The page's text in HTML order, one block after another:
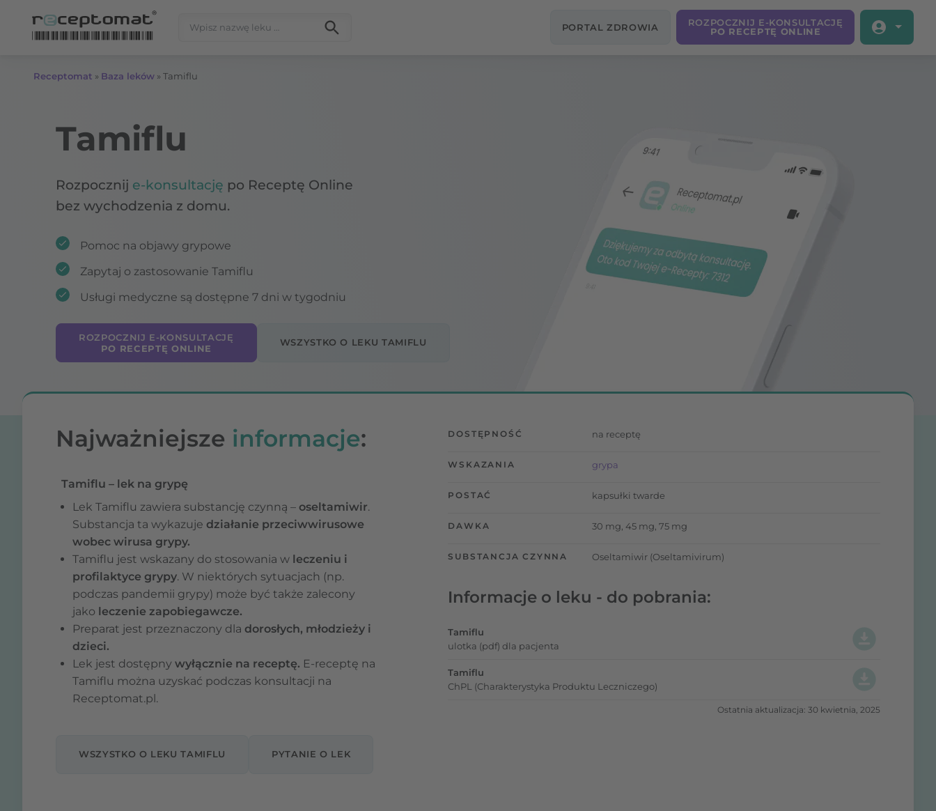
PORTAL ZDROWIA
ROZPOCZNIJ E-KONSULTACJĘ
PO RECEPTĘ ONLINE
Receptomat » Baza leków » Tamiflu
Tamiflu
Rozpocznij e-konsultację po Receptę Online
bez wychodzenia z domu.
Pomoc na objawy grypowe
Zapytaj o zastosowanie Tamiflu
Usługi medyczne są dostępne 7 dni w tygodniu
ROZPOCZNIJ E-KONSULTACJĘ
PO RECEPTĘ ONLINE
WSZYSTKO O LEKU TAMIFLU
Najważniejsze informacje:
Tamiflu – lek na grypę
Lek Tamiflu zawiera substancję czynną – oseltamiwir.
Substancja ta wykazuje działanie przeciwwirusowe
wobec wirusa grypy.
Tamiflu jest wskazany do stosowania w leczeniu i
profilaktyce grypy. W niektórych sytuacjach (np.
podczas pandemii grypy) może być także zalecony
jako leczenie zapobiegawcze.
Preparat jest przeznaczony dla dorosłych, młodzieży i
dzieci.
Lek jest dostępny wyłącznie na receptę. E-receptę na
Tamiflu można uzyskać podczas konsultacji na
Receptomat.pl.
WSZYSTKO O LEKU TAMIFLU PYTANIE O LEK
DOSTĘPNOŚĆ na receptę
WSKAZANIA grypa
POSTAĆ kapsułki twarde
DAWKA 30 mg, 45 mg, 75 mg
SUBSTANCJA CZYNNA Oseltamiwir (Oseltamivirum)
Informacje o leku - do pobrania:
Tamiflu
ulotka (pdf) dla pacjenta
Tamiflu
ChPL (Charakterystyka Produktu Leczniczego)
Ostatnia aktualizacja: 30 kwietnia, 2025